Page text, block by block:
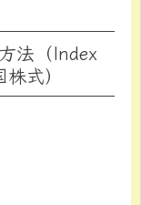
法（Index
式）